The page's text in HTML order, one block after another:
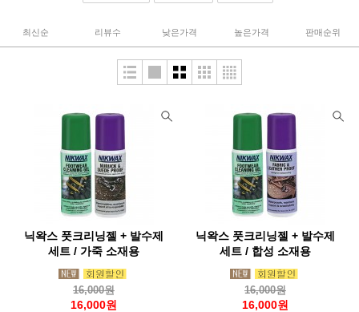
최신순 리뷰수 낮은가격 높은가격 판매순위
닉왁스 풋크리닝젤 + 발수제
세트 / 가죽 소재용
16,000원
16,000원
닉왁스 풋크리닝젤 + 발수제
세트 / 합성 소재용
16,000원
16,000원